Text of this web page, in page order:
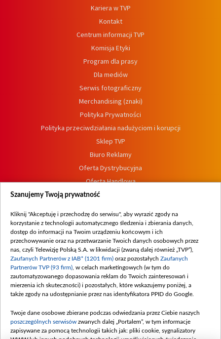
Kariera w TVP
Kontakt
Centrum informacji TVP
Komisja Etyki
Program dla prasy
Dla mediów
Serwis fotograficzny
Merchandising (znaki)
Polityka Prywatności
Polityka przeciwdziałania nadużyciom i korupcji
Sklep TVP
Biuro Reklamy
Oferta Dystrybucyjna
Oferta Handlowa
Dostępność
Procedura zgłoszeń wewnętrznych
Szanujemy Twoją prywatność
Kliknij "Akceptuję i przechodzę do serwisu", aby wyrazić zgody na
korzystanie z technologii automatycznego śledzenia i zbierania danych,
dostęp do informacji na Twoim urządzeniu końcowym i ich
przechowywanie oraz na przetwarzanie Twoich danych osobowych przez
nas, czyli Telewizję Polską S.A. w likwidacji (zwaną dalej również „TVP”),
Zaufanych Partnerów z IAB* (1201 firm) oraz pozostałych Zaufanych
Partnerów TVP (93 firm) , w celach marketingowych (w tym do
zautomatyzowanego dopasowania reklam do Twoich zainteresowań i
mierzenia ich skuteczności) i pozostałych, które wskazujemy poniżej, a
także zgody na udostępnianie przez nas identyfikatora PPID do Google.
Twoje dane osobowe zbierane podczas odwiedzania przez Ciebie naszych
poszczególnych serwisów zwanych dalej „Portalem”, w tym informacje
zapisywane za pomocą technologii takich jak: pliki cookie, sygnalizatory